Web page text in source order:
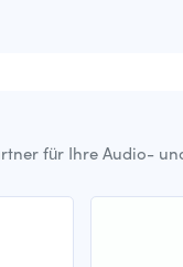
für Ihre Audio-